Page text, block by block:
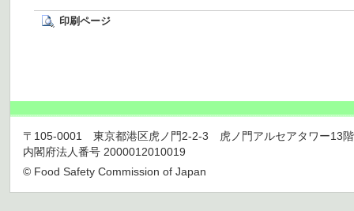
印刷ページ
〒105-0001 東京都港区虎ノ門2-2-3 虎ノ門アルセアタワー13
内閣府法人番号 2000012010019
© Food Safety Commission of Japan